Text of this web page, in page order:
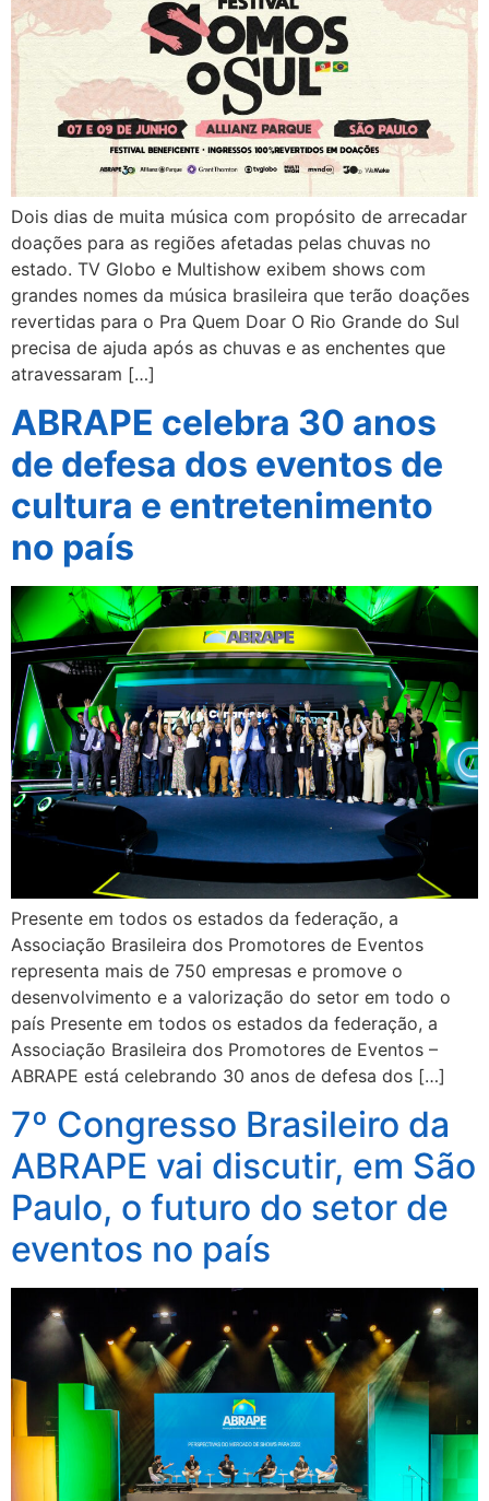
Dois dias de muita música com propósito de arrecadar
doações para as regiões afetadas pelas chuvas no
estado. TV Globo e Multishow exibem shows com
grandes nomes da música brasileira que terão doações
revertidas para o Pra Quem Doar O Rio Grande do Sul
precisa de ajuda após as chuvas e as enchentes que
atravessaram […]
ABRAPE celebra 30 anos
de defesa dos eventos de
cultura e entretenimento
no país
Presente em todos os estados da federação, a
Associação Brasileira dos Promotores de Eventos
representa mais de 750 empresas e promove o
desenvolvimento e a valorização do setor em todo o
país Presente em todos os estados da federação, a
Associação Brasileira dos Promotores de Eventos –
ABRAPE está celebrando 30 anos de defesa dos […]
7º Congresso Brasileiro da
ABRAPE vai discutir, em São
Paulo, o futuro do setor de
eventos no país